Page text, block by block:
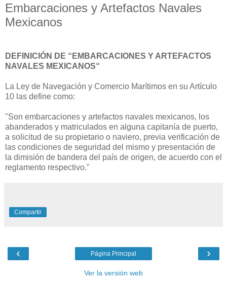
Embarcaciones y Artefactos Navales
Mexicanos
DEFINICIÓN DE “EMBARCACIONES Y ARTEFACTOS
NAVALES MEXICANOS“
La Ley de Navegación y Comercio Marítimos en su Artículo
10 las define como:
"Son embarcaciones y artefactos navales mexicanos, los
abanderados y matriculados en alguna capitanía de puerto,
a solicitud de su propietario o naviero, previa verificación de
las condiciones de seguridad del mismo y presentación de
la dimisión de bandera del país de origen, de acuerdo con el
reglamento respectivo."
Compartir
‹ ›
Página Principal
Ver la versión web